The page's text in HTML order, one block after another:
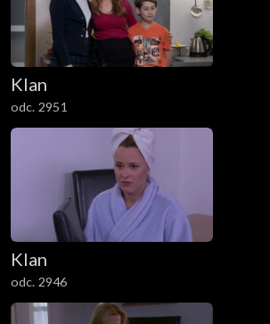
Klan
odc. 2951
Klan
odc. 2946